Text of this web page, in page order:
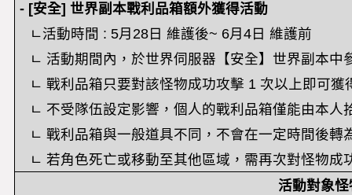
- [安全] 世界副本戰利品箱額外獲得活動
ㄴ活動時間 : 5月 28日 維護後~ 6月 4日 維護前
ㄴ 活動期間內，於世界伺服器【安全】世界副本
ㄴ 戰利品箱只要對該怪物成功攻擊 1 次以上即可獲
ㄴ 不受隊伍設定影響，個人的戰利品箱僅能由本人
ㄴ 戰利品箱與一般道具不同，不會在一定時間後
ㄴ 若角色死亡或移動至其他區域，需再次對怪物
活動對象怪